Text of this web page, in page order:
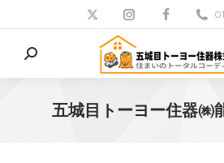
検
索:
五城目トーヨー住器